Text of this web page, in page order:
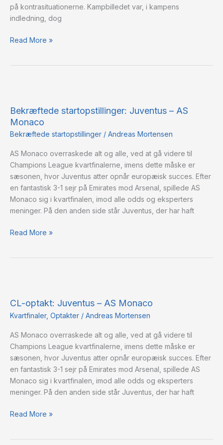
på kontrasituationerne. Kampbilledet var, i kampens
indledning, dog
Read More »
Bekræftede startopstillinger: Juventus – AS
Monaco
Bekræftede startopstillinger / Andreas Mortensen
AS Monaco overraskede alt og alle, ved at gå videre til
Champions League kvartfinalerne, imens dette måske er
sæsonen, hvor Juventus atter opnår europæisk succes. Efter
en fantastisk 3-1 sejr på Emirates mod Arsenal, spillede AS
Monaco sig i kvartfinalen, imod alle odds og eksperters
meninger. På den anden side står Juventus, der har haft
Juventus
–
AS
Read More »
CL-optakt: Juventus – AS Monaco
Kvartfinaler, Optakter / Andreas Mortensen
AS Monaco overraskede alt og alle, ved at gå videre til
Champions League kvartfinalerne, imens dette måske er
sæsonen, hvor Juventus atter opnår europæisk succes. Efter
en fantastisk 3-1 sejr på Emirates mod Arsenal, spillede AS
Monaco sig i kvartfinalen, imod alle odds og eksperters
meninger. På den anden side står Juventus, der har haft
Juventus
–
Monaco
Read More »